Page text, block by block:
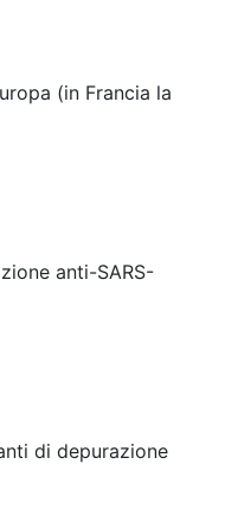
(in Francia la
anti-SARS-
di depurazione